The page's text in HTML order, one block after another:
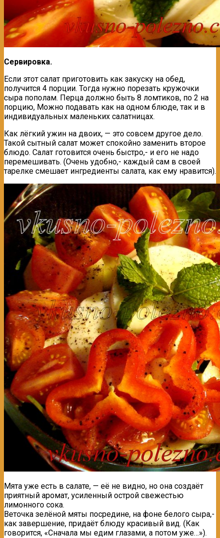
Сервировка.
Если этот салат приготовить как закуску на обед,
получится 4 порции. Тогда нужно порезать кружочки
сыра пополам. Перца должно быть 8 ломтиков, по 2 на
порцию, Можно подавать как на одном блюде, так и в
индивидуальных маленьких салатницах.
Как лёгкий ужин на двоих, — это совсем другое дело.
Такой сытный салат может спокойно заменить второе
блюдо. Салат готовится очень быстро,- и его не надо
перемешивать. (Очень удобно,- каждый сам в своей
тарелке смешает ингредиенты салата, как ему нравится).
Мята уже есть в салате, — её не видно, но она создаёт
приятный аромат, усиленный острой свежестью
лимонного сока.
Веточка зелёной мяты посредине, на фоне белого сыра,-
как завершение, придаёт блюду красивый вид. (Как
говорится, «Сначала мы едим глазами, а потом уже…»).